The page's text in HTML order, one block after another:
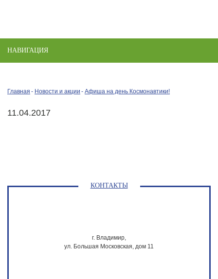
НАВИГАЦИЯ
Главная Новости и акции Афиша на день Космонавтики!
11.04.2017
КОНТАКТЫ
г. Владимир,
ул. Большая Московская, дом 11